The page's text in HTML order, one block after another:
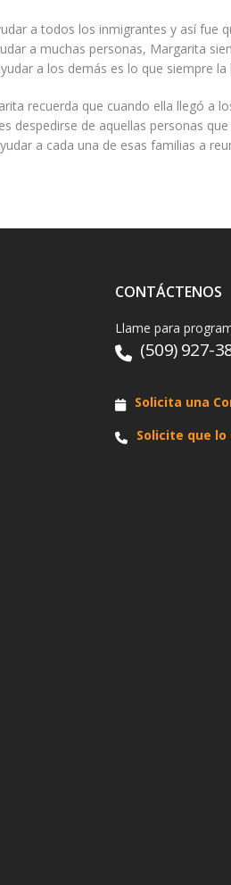
a todos los inmigrantes y así fue
a muchas personas, Margarita
a los demás es lo que siempre la
recuerda que cuando ella llegó a
despedirse de aquellas personas
a cada una de esas familias a
CONTÁCTENOS
Llame para
(509) 927-
Solicita una
Solicite que